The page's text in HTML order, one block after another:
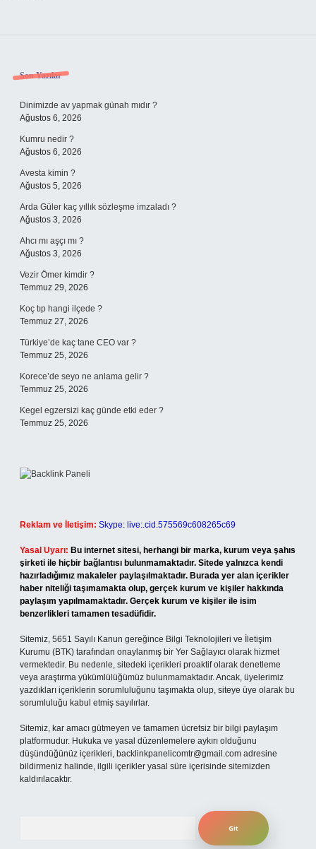
Sidebar
Son Yazılar
Dinimizde av yapmak günah mıdır ?
Ağustos 6, 2026
Kumru nedir ?
Ağustos 6, 2026
Avesta kimin ?
Ağustos 5, 2026
Arda Güler kaç yıllık sözleşme imzaladı ?
Ağustos 3, 2026
Ahcı mı aşçı mı ?
Ağustos 3, 2026
Vezir Ömer kimdir ?
Temmuz 29, 2026
Koç tıp hangi ilçede ?
Temmuz 27, 2026
Türkiye’de kaç tane CEO var ?
Temmuz 25, 2026
Korece’de seyo ne anlama gelir ?
Temmuz 25, 2026
Kegel egzersizi kaç günde etki eder ?
Temmuz 25, 2026
Reklam ve İletişim: Skype: live:.cid.575569c608265c69
Yasal Uyarı: Bu internet sitesi, herhangi bir marka, kurum veya şahıs
şirketi ile hiçbir bağlantısı bulunmamaktadır. Sitede yalnızca kendi
hazırladığımız makaleler paylaşılmaktadır. Burada yer alan içerikler
haber niteliği taşımamakta olup, gerçek kurum ve kişiler hakkında
paylaşım yapılmamaktadır. Gerçek kurum ve kişiler ile isim
benzerlikleri tamamen tesadüfidir.
Sitemiz, 5651 Sayılı Kanun gereğince Bilgi Teknolojileri ve İletişim
Kurumu (BTK) tarafından onaylanmış bir Yer Sağlayıcı olarak hizmet
vermektedir. Bu nedenle, sitedeki içerikleri proaktif olarak denetleme
veya araştırma yükümlülüğümüz bulunmamaktadır. Ancak, üyelerimiz
yazdıkları içeriklerin sorumluluğunu taşımakta olup, siteye üye olarak bu
sorumluluğu kabul etmiş sayılırlar.
Sitemiz, kar amacı gütmeyen ve tamamen ücretsiz bir bilgi paylaşım
platformudur. Hukuka ve yasal düzenlemelere aykırı olduğunu
düşündüğünüz içerikleri, backlinkpanelicomtr@gmail.com adresine
bildirmeniz halinde, ilgili içerikler yasal süre içerisinde sitemizden
kaldırılacaktır.